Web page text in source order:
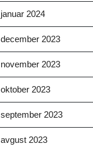
januar 2024
december 2023
november 2023
oktober 2023
september 2023
avgust 2023